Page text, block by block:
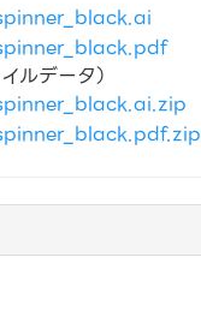
ルデータ）